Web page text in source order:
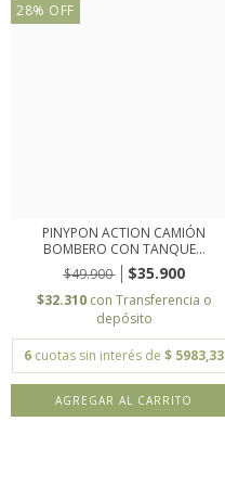
28% OFF
PINYPON ACTION CAMIÓN
BOMBERO CON TANQUE...
$49.900
$35.900
$32.310 con Transferencia o
depósito
6 cuotas sin interés de $ 5983,33